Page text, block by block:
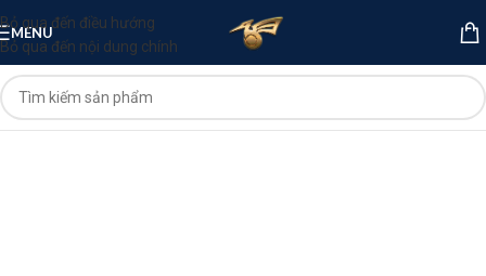
Bỏ qua đến điều hướng
Bỏ qua đến nội dung chính
MENU